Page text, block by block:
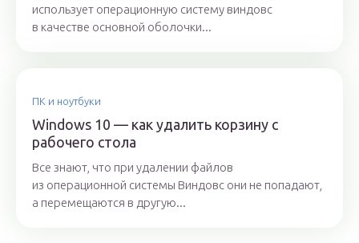
использует операционную систему виндовс
в качестве основной оболочки...
ПК и ноутбуки
Windows 10 — как удалить корзину с
рабочего стола
Все знают, что при удалении файлов
из операционной системы Виндовс они не попадают,
а перемещаются в другую...